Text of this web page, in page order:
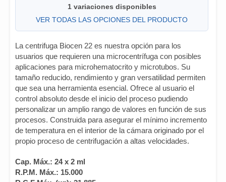
1 variaciones disponibles
VER TODAS LAS OPCIONES DEL PRODUCTO
La centrifuga Biocen 22 es nuestra opción para los
usuarios que requieren una microcentrífuga con posibles
aplicaciones para microhematocrito y microtubos. Su
tamaño reducido, rendimiento y gran versatilidad permiten
que sea una herramienta esencial. Ofrece al usuario el
control absoluto desde el inicio del proceso pudiendo
personalizar un amplio rango de valores en función de sus
procesos. Construida para asegurar el mínimo incremento
de temperatura en el interior de la cámara originado por el
propio proceso de centrifugación a altas velocidades.
Cap. Máx.: 24 x 2 ml
R.P.M. Máx.: 15.000